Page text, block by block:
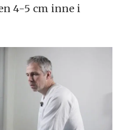
4-5 cm inne i